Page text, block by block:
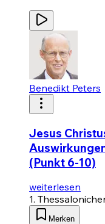
Benedikt Peters
Jesus
(Punkt 6-10)
weiterlesen
1. Thessalonicher
Merken